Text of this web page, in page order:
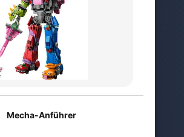
Mecha-Anführer